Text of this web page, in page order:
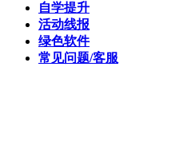
自学提升
活动线报
绿色软件
常见问题/客服